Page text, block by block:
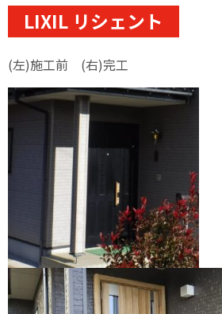
LIXIL リシェント
(左)施工前 (右)完工